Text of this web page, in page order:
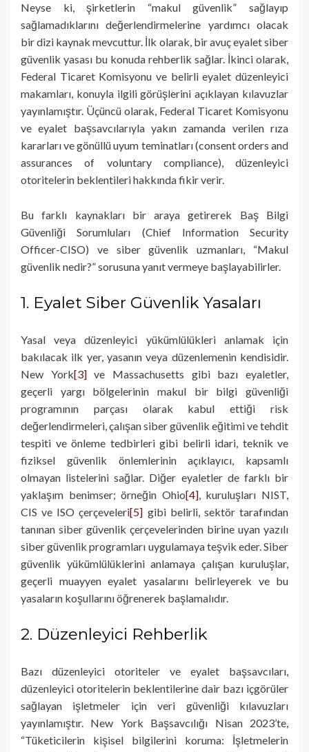
Neyse ki, şirketlerin “makul güvenlik” sağlayıp
sağlamadıklarını değerlendirmelerine yardımcı olacak
bir dizi kaynak mevcuttur. İlk olarak, bir avuç eyalet siber
güvenlik yasası bu konuda rehberlik sağlar. İkinci olarak,
Federal Ticaret Komisyonu ve belirli eyalet düzenleyici
makamları, konuyla ilgili görüşlerini açıklayan kılavuzlar
yayınlamıştır. Üçüncü olarak, Federal Ticaret Komisyonu
ve eyalet başsavcılarıyla yakın zamanda verilen rıza
kararları ve gönüllü uyum teminatları (consent orders and
assurances of voluntary compliance), düzenleyici
otoritelerin beklentileri hakkında fikir verir.
Bu farklı kaynakları bir araya getirerek Baş Bilgi
Güvenliği Sorumluları (Chief Information Security
Officer-CISO) ve siber güvenlik uzmanları, “Makul
güvenlik nedir?” sorusuna yanıt vermeye başlayabilirler.
1. Eyalet Siber Güvenlik Yasaları
Yasal veya düzenleyici yükümlülükleri anlamak için
bakılacak ilk yer, yasanın veya düzenlemenin kendisidir.
New York[3]ve Massachusetts gibi bazı eyaletler,
geçerli yargı bölgelerinin makul bir bilgi güvenliği
programının parçası olarak kabul ettiği risk
değerlendirmeleri, çalışan siber güvenlik eğitimi ve tehdit
tespiti ve önleme tedbirleri gibi belirli idari, teknik ve
fiziksel güvenlik önlemlerinin açıklayıcı, kapsamlı
olmayan listelerini sağlar. Diğer eyaletler de farklı bir
yaklaşım benimser; örneğin Ohio[4], kuruluşları NIST,
CIS ve ISO çerçeveleri[5] gibi belirli, sektör tarafından
tanınan siber güvenlik çerçevelerinden birine uyan yazılı
siber güvenlik programları uygulamaya teşvik eder. Siber
güvenlik yükümlülüklerini anlamaya çalışan kuruluşlar,
geçerli muayyen eyalet yasalarını belirleyerek ve bu
yasaların koşullarını öğrenerek başlamalıdır.
2. Düzenleyici Rehberlik
Bazı düzenleyici otoriteler ve eyalet başsavcıları,
düzenleyici otoritelerin beklentilerine dair bazı içgörüler
sağlayan işletmeler için veri güvenliği kılavuzları
yayınlamıştır. New York Başsavcılığı Nisan 2023’te,
“Tüketicilerin kişisel bilgilerini koruma: İşletmelerin